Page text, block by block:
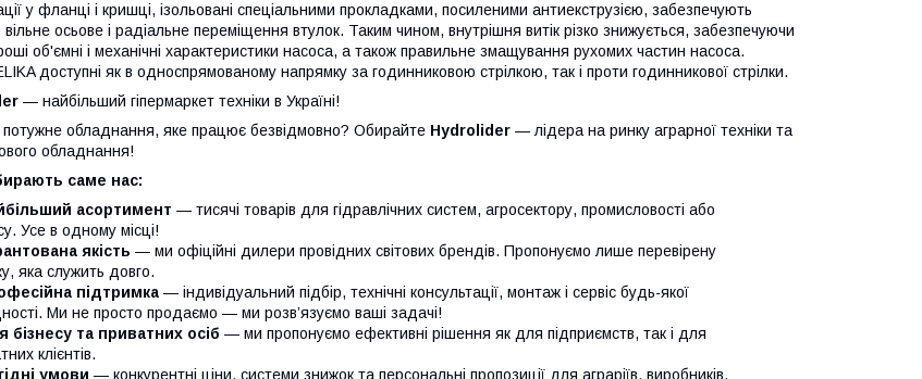
у фланці і кришці, ізольовані спеціальними прокладками, посиленими антиекструзією, забезпечують
вільне осьове і радіальне переміщення втулок. Таким чином, внутрішня витік різко знижується, забезпечуючи
об'ємні і механічні характеристики насоса, а також правильне змащування рухомих частин насоса.
доступні як в односпрямованому напрямку за годинниковою стрілкою, так і проти годинникової стрілки.
— найбільший гіпермаркет техніки в Україні!
обладнання, яке працює безвідмовно? Обирайте Hydrolider — лідера на ринку аграрної техніки та
обладнання!
саме нас:
асортимент — тисячі товарів для гідравлічних систем, агросектору, промисловості або
Усе в одному місці!
якість — ми офіційні дилери провідних світових брендів. Пропонуємо лише перевірену
яка служить довго.
підтримка — індивідуальний підбір, технічні консультації, монтаж і сервіс будь-якої
Ми не просто продаємо — ми розв’язуємо ваші задачі!
бізнесу та приватних осіб — ми пропонуємо ефективні рішення як для підприємств, так і для
клієнтів.
умови — конкурентні ціни, системи знижок та персональні пропозиції для аграріїв, виробників,